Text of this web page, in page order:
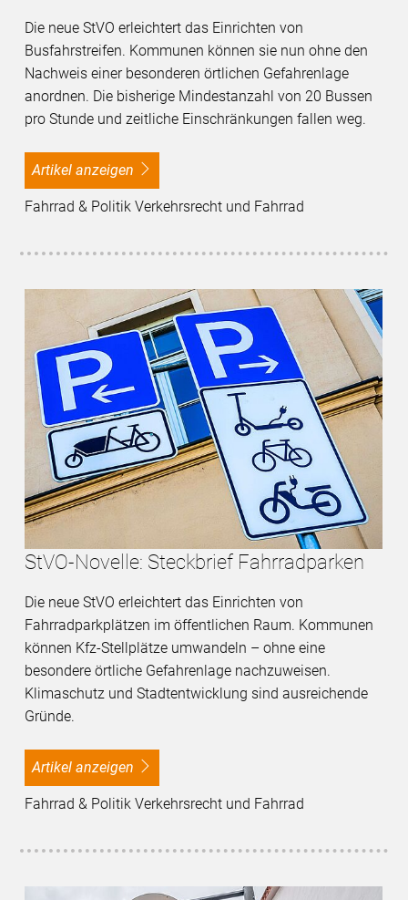
Die neue StVO erleichtert das Einrichten von
Busfahrstreifen. Kommunen können sie nun ohne den
Nachweis einer besonderen örtlichen Gefahrenlage
anordnen. Die bisherige Mindestanzahl von 20 Bussen
pro Stunde und zeitliche Einschränkungen fallen weg.
Artikel anzeigen
Fahrrad & Politik Verkehrsrecht und Fahrrad
StVO-Novelle: Steckbrief Fahrradparken
Die neue StVO erleichtert das Einrichten von
Fahrradparkplätzen im öffentlichen Raum. Kommunen
können Kfz-Stellplätze umwandeln – ohne eine
besondere örtliche Gefahrenlage nachzuweisen.
Klimaschutz und Stadtentwicklung sind ausreichende
Gründe.
Artikel anzeigen
Fahrrad & Politik Verkehrsrecht und Fahrrad